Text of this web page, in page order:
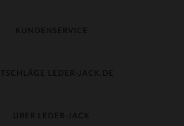
KUNDENSERVICE
Umtausch & Widerruf
Kundenservice kontaktieren
LEDER-JACK.DE
Material-Guide
ÜBER LEDER-JACK